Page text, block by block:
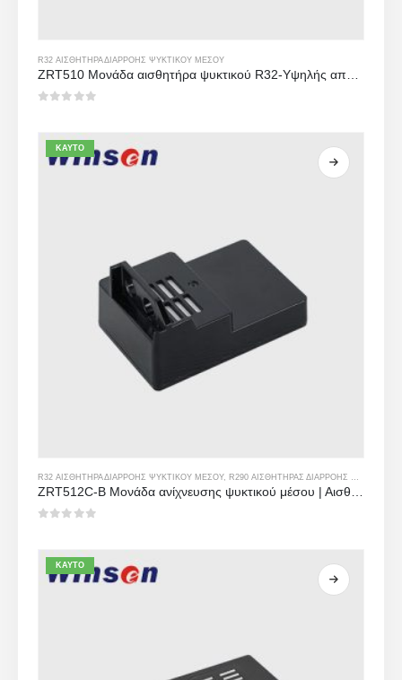
R32 ΑΙΣΘΗΤΉΡΑ ΔΙΑΡΡΟΉΣ ΨΥΚΤΙΚΟΎ ΜΈΣΟΥ
ZRT510 Μονάδα αισθητήρα ψυκτικού R32-Υψηλής απόδοσης αισθητήρα ψυκτικού NDIR
ΚΑΥΤΌ
R32 ΑΙΣΘΗΤΉΡΑ ΔΙΑΡΡΟΉΣ ΨΥΚΤΙΚΟΎ ΜΈΣΟΥ, R290 ΑΙΣΘΗΤΉΡΑΣ ΔΙΑΡΡΟΉΣ ΨΥΚΤΙΚΟΎ ΜΈΣΟΥ
ZRT512C-B Μονάδα ανίχνευσης ψυκτικού μέσου | Αισθητήρας αερίου NDIR χαμηλής τάσης για R32, R454B, R290
ΚΑΥΤΌ